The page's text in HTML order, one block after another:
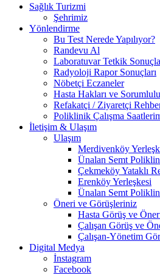
Sağlık Turizmi
Şehrimiz
Yönlendirme
Bu Test Nerede Yapılıyor?
Randevu Al
Laboratuvar Tetkik
Radyoloji Rapor Sonuçları
Nöbetçi Eczaneler
Hasta Hakları ve
Refakatçi / Ziyaretçi
Poliklinik Çalışma
İletişim & Ulaşım
Ulaşım
Merdivenköy
Ünalan Semt
Çekmeköy Yataklı
Erenköy Yerleşkesi
Ünalan Semt
Öneri ve Görüşleriniz
Hasta Görüş ve
Çalışan Görüş ve
Çalışan-Yönetim
Digital Medya
İnstagram
Facebook